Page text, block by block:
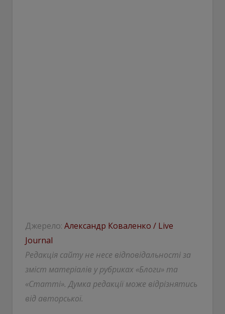
Джерело: Александр Коваленко / Live
Journal
Редакція сайту не несе відповідальності за
зміст матеріалів у рубриках «Блоги» та
«Статті». Думка редакції може відрізнятись
від авторської.